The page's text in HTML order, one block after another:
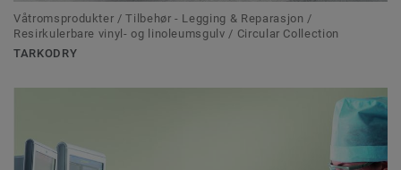
Våtromsprodukter / Tilbehør - Legging & Reparasjon /
Resirkulerbare vinyl- og linoleumsgulv / Circular Collection
TARKODRY